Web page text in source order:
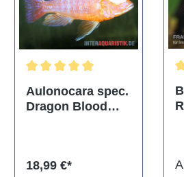
Durchschnittliche Bewertung
Aulonocara spec.
Dragon Blood
18,99 €*